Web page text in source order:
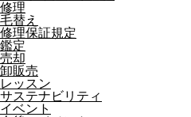
修理
毛替え
修理保証規定
鑑定
売却
卸販売
レッスン
サステナビリティ
イベント